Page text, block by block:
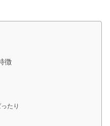
徴
たり